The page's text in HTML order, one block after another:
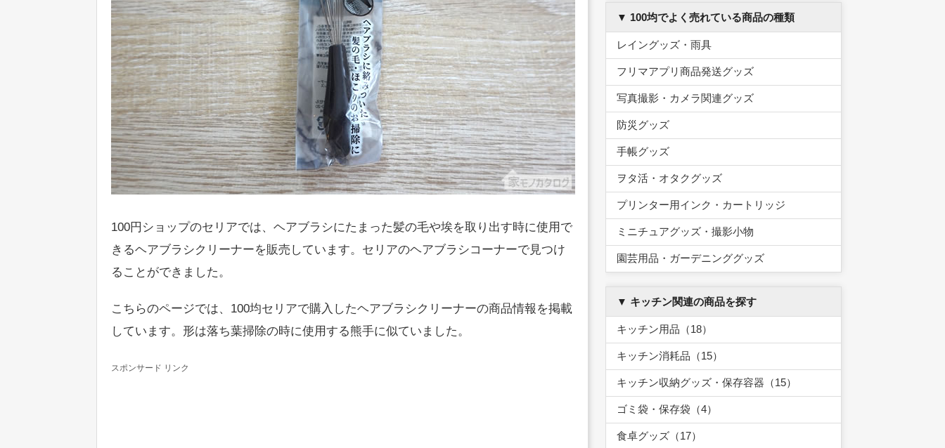
100円ショップのセリアでは、ヘアブラシにたまった髪の毛や埃を取り出す時に使用で
きるヘアブラシクリーナーを販売しています。セリアのヘアブラシコーナーで見つけ
ることができました。
こちらのページでは、100均セリアで購入したヘアブラシクリーナーの商品情報を掲載
しています。形は落ち葉掃除の時に使用する熊手に似ていました。
スポンサード リンク
▼ 100均でよく売れている商品の種類
レイングッズ・雨具
フリマアプリ商品発送グッズ
写真撮影・カメラ関連グッズ
防災グッズ
手帳グッズ
ヲタ活・オタクグッズ
プリンター用インク・カートリッジ
ミニチュアグッズ・撮影小物
園芸用品・ガーデニンググッズ
▼ キッチン関連の商品を探す
キッチン用品（18）
キッチン消耗品（15）
キッチン収納グッズ・保存容器（15）
ゴミ袋・保存袋（4）
食卓グッズ（17）